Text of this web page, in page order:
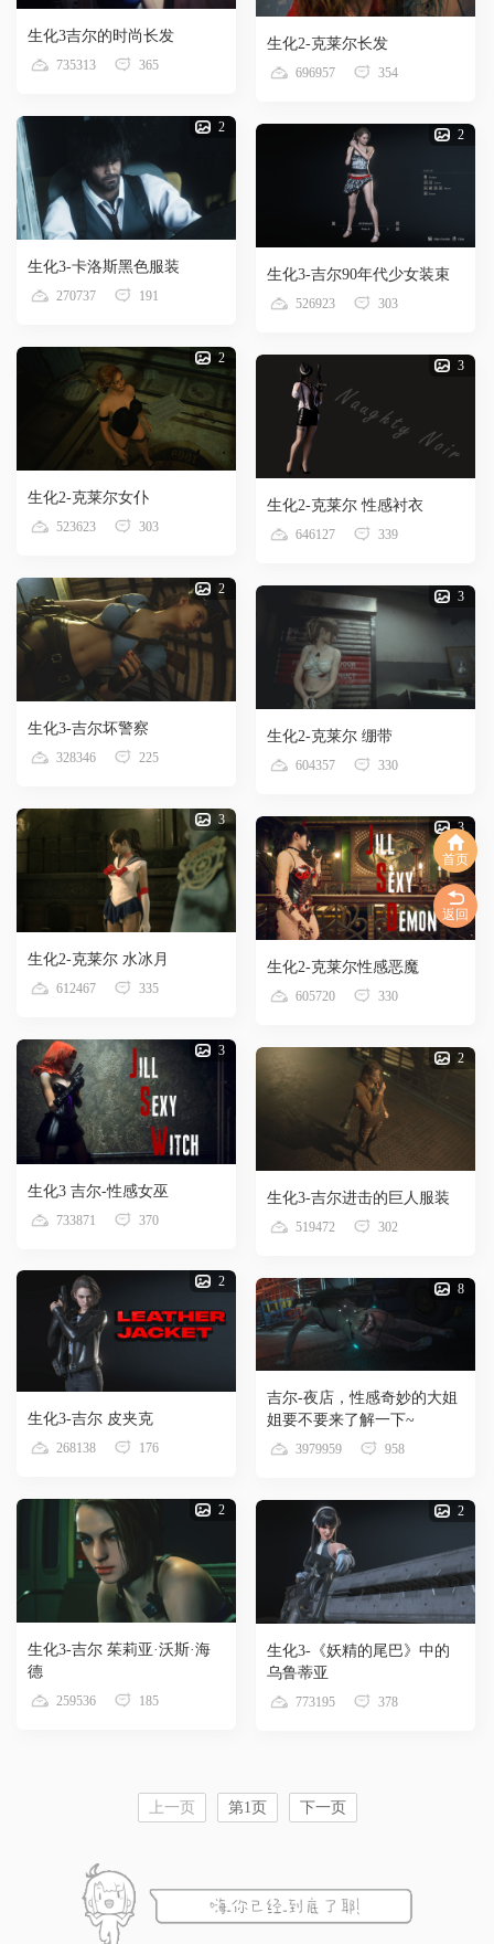
首页
返回
生化3吉尔的时尚长发
735313 365
2
生化3-卡洛斯黑色服装
270737 191
2
生化2-克莱尔女仆
523623 303
2
生化3-吉尔坏警察
328346 225
3
生化2-克莱尔 水冰月
612467 335
3
生化3 吉尔-性感女巫
733871 370
2
生化3-吉尔 皮夹克
268138 176
2
生化3-吉尔 茱莉亚·沃斯·海
德
259536 185
生化2-克莱尔长发
696957 354
2
生化3-吉尔90年代少女装束
526923 303
3
生化2-克莱尔 性感衬衣
646127 339
3
生化2-克莱尔 绷带
604357 330
3
生化2-克莱尔性感恶魔
605720 330
2
生化3-吉尔进击的巨人服装
519472 302
8
吉尔-夜店，性感奇妙的大姐
姐要不要来了解一下~
3979959 958
2
生化3-《妖精的尾巴》中的
乌鲁蒂亚
773195 378
上一页 第1页 下一页